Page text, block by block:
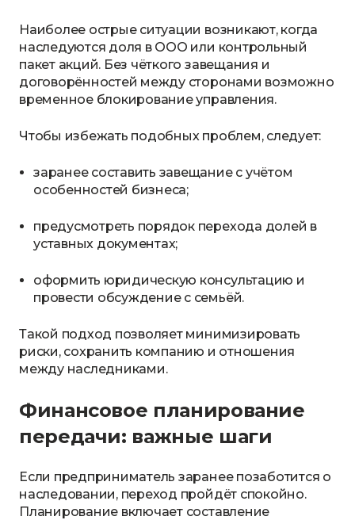
Наиболее острые ситуации возникают, когда
наследуются доля в ООО или контрольный
пакет акций. Без чёткого завещания и
договорённостей между сторонами возможно
временное блокирование управления.
Чтобы избежать подобных проблем, следует:
заранее составить завещание с учётом
особенностей бизнеса;
предусмотреть порядок перехода долей в
уставных документах;
оформить юридическую консультацию и
провести обсуждение с семьёй.
Такой подход позволяет минимизировать
риски, сохранить компанию и отношения
между наследниками.
Финансовое планирование
передачи: важные шаги
Если предприниматель заранее позаботится о
наследовании, переход пройдёт спокойно.
Планирование включает составление